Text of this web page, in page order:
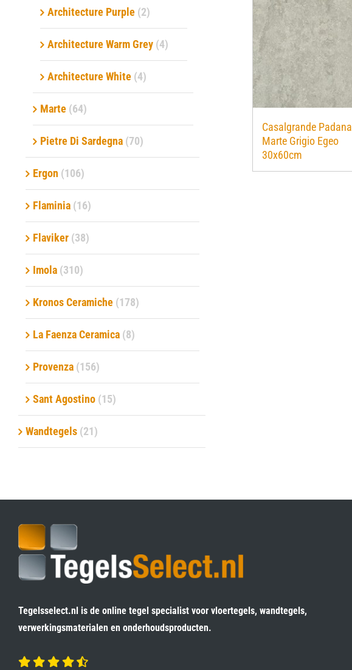
Casalgrande Padana
Marte Grigio Egeo
30x60cm
Architecture Purple (2)
Architecture Warm Grey (4)
Architecture White (4)
Marte (64)
Pietre Di Sardegna (70)
Ergon (106)
Flaminia (16)
Flaviker (38)
Imola (310)
Kronos Ceramiche (178)
La Faenza Ceramica (8)
Provenza (156)
Sant Agostino (15)
Wandtegels (21)
Tegelsselect.nl is de online tegel specialist voor vloertegels, wandtegels,
verwerkingsmaterialen en onderhoudsproducten.